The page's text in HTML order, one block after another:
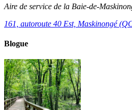
Aire de service de la Baie-de-
161, autoroute 40 Est, Maskinongé
Blogue